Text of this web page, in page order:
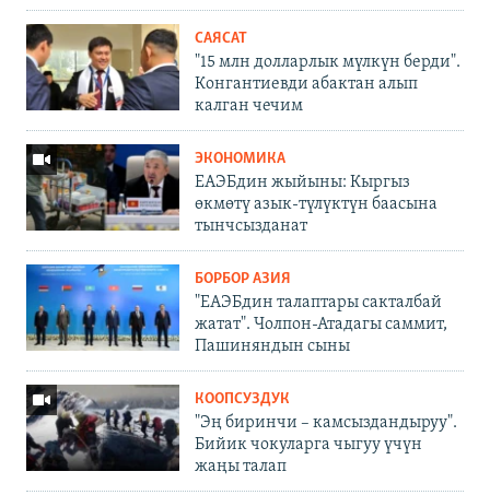
САЯСАТ
"15 млн долларлык мүлкүн берди".
Конгантиевди абактан алып
калган чечим
ЭКОНОМИКА
ЕАЭБдин жыйыны: Кыргыз
өкмөтү азык-түлүктүн баасына
тынчсызданат
БОРБОР АЗИЯ
"ЕАЭБдин талаптары сакталбай
жатат". Чолпон-Атадагы саммит,
Пашиняндын сыны
КООПСУЗДУК
"Эң биринчи – камсыздандыруу".
Бийик чокуларга чыгуу үчүн
жаңы талап